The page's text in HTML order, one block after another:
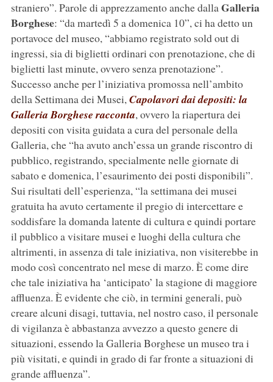
straniero”. Parole di apprezzamento anche dallaGalleria
Borghese: “da martedì 5 a domenica 10”, ci ha detto un
portavoce del museo, “abbiamo registrato sold out di
ingressi, sia di biglietti ordinari con prenotazione, che di
biglietti last minute, ovvero senza prenotazione”.
Successo anche per l’iniziativa promossa nell’ambito
della Settimana dei Musei,Capolavori dai depositi: la
Galleria Borghese racconta, ovvero la riapertura dei
depositi con visita guidata a cura del personale della
Galleria, che “ha avuto anch’essa un grande riscontro di
pubblico, registrando, specialmente nelle giornate di
sabato e domenica, l’esaurimento dei posti disponibili”.
Sui risultati dell’esperienza, “la settimana dei musei
gratuita ha avuto certamente il pregio di intercettare e
soddisfare la domanda latente di cultura e quindi portare
il pubblico a visitare musei e luoghi della cultura che
altrimenti, in assenza di tale iniziativa, non visiterebbe in
modo così concentrato nel mese di marzo. È come dire
che tale iniziativa ha ‘anticipato’ la stagione di maggiore
affluenza. È evidente che ciò, in termini generali, può
creare alcuni disagi, tuttavia, nel nostro caso, il personale
di vigilanza è abbastanza avvezzo a questo genere di
situazioni, essendo la Galleria Borghese un museo tra i
più visitati, e quindi in grado di far fronte a situazioni di
grande affluenza”.